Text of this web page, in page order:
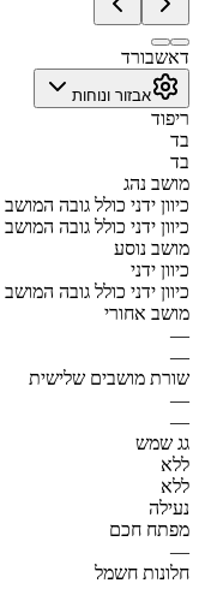
דאשבורד
אבזור ונוחות
ריפוד
בד
בד
מושב נהג
כיוון ידני כולל גובה המושב
כיוון ידני כולל גובה המושב
מושב נוסע
כיוון ידני
כיוון ידני כולל גובה המושב
מושב אחורי
—
—
שורת מושבים שלישית
—
—
גג שמש
ללא
ללא
נעילה
מפתח חכם
—
חלונות חשמל